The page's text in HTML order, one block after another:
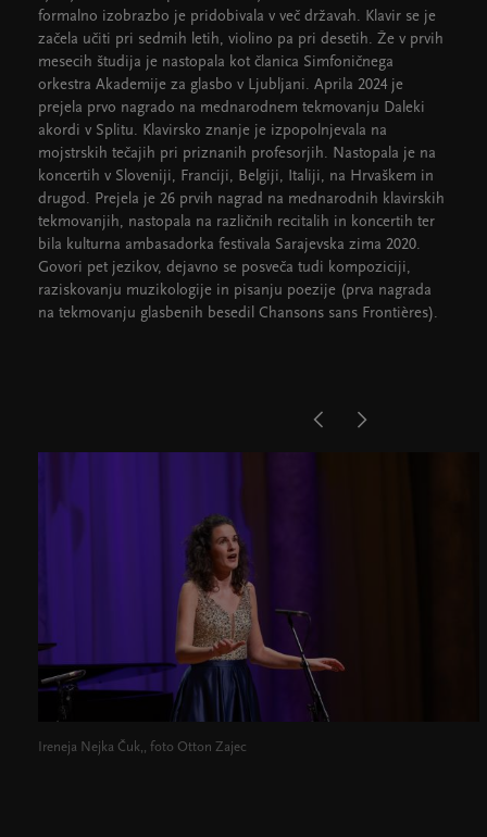
formalno izobrazbo je pridobivala v več državah. Klavir se je
začela učiti pri sedmih letih, violino pa pri desetih. Že v prvih
mesecih študija je nastopala kot članica Simfoničnega
orkestra Akademije za glasbo v Ljubljani. Aprila 2024 je
prejela prvo nagrado na mednarodnem tekmovanju Daleki
akordi v Splitu. Klavirsko znanje je izpopolnjevala na
mojstrskih tečajih pri priznanih profesorjih. Nastopala je na
koncertih v Sloveniji, Franciji, Belgiji, Italiji, na Hrvaškem in
drugod. Prejela je 26 prvih nagrad na mednarodnih klavirskih
tekmovanjih, nastopala na različnih recitalih in koncertih ter
bila kulturna ambasadorka festivala Sarajevska zima 2020.
Govori pet jezikov, dejavno se posveča tudi kompoziciji,
raziskovanju muzikologije in pisanju poezije (prva nagrada
na tekmovanju glasbenih besedil Chansons sans Frontières).
Ireneja Nejka Čuk,, foto Otton Zajec